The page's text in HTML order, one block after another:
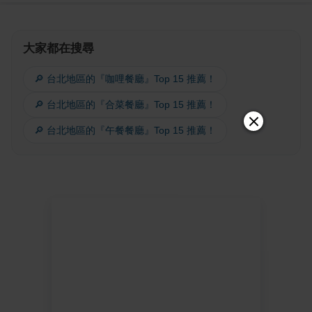
大家都在搜尋
🔎 台北地區的『咖哩餐廳』Top 15 推薦！
🔎 台北地區的『合菜餐廳』Top 15 推薦！
🔎 台北地區的『午餐餐廳』Top 15 推薦！